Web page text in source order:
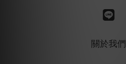
關於我們